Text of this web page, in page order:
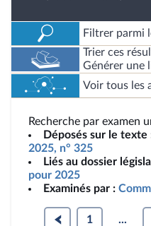
Filtrer parmi
Trier ces
Générer une
Voir tous les
Recherche par examen
Déposés sur le texte
2025, n° 325
Liés au dossier
pour 2025
Examinés par :
1 ...